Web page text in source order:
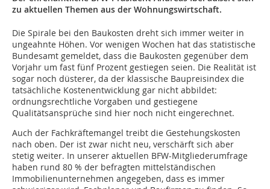
zu aktuellen Themen aus der Wohnungswirtschaft.
Die Spirale bei den Baukosten dreht sich immer weiter in
ungeahnte Höhen. Vor wenigen Wochen hat das statistische
Bundesamt gemeldet, dass die Baukosten gegenüber dem
Vorjahr um fast fünf Prozent gestiegen seien. Die Realität ist
sogar noch düsterer, da der klassische Baupreisindex die
tatsächliche Kostenentwicklung gar nicht abbildet:
ordnungsrechtliche Vorgaben und gestiegene
Qualitätsansprüche sind hier noch nicht eingerechnet.
Auch der Fachkräftemangel treibt die Gestehungskosten
nach oben. Der ist zwar nicht neu, verschärft sich aber
stetig weiter. In unserer aktuellen BFW-Mitgliederumfrage
haben rund 80 % der befragten mittelständischen
Immobilienunternehmen angegeben, dass es immer